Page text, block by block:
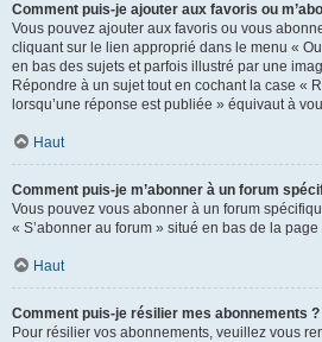
Comment puis-je ajouter aux favoris ou
Vous pouvez ajouter aux favoris ou vous
cliquant sur le lien approprié dans le menu «
en bas des sujets et parfois illustré par une
Répondre à un sujet tout en cochant la case «
lorsqu’une réponse est publiée » équivaut à
Haut
Comment puis-je m’abonner à un forum
Vous pouvez vous abonner à un forum
« S’abonner au forum » situé en bas de la page
Haut
Comment puis-je résilier mes abonnements ?
Pour résilier vos abonnements, veuillez vous